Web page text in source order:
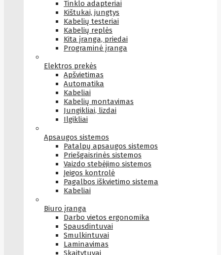
Tinklo adapteriai
Kištukai, jungtys
Kabelių testeriai
Kabelių replės
Kita įranga, priedai
Programinė įranga
Elektros prekės
Apšvietimas
Automatika
Kabeliai
Kabelių montavimas
Jungikliai, lizdai
Ilgikliai
Apsaugos sistemos
Patalpų apsaugos sistemos
Priešgaisrinės sistemos
Vaizdo stebėjimo sistemos
Įeigos kontrolė
Pagalbos iškvietimo sistema
Kabeliai
Biuro įranga
Darbo vietos ergonomika
Spausdintuvai
Smulkintuvai
Laminavimas
Skaitytuvai